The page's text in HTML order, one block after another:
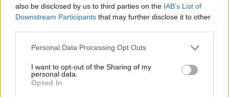
also be disclosed by us to third parties on the IAB’s List of
Downstream Participants that may further disclose it to other
Personal Data Processing Opt Outs
I want to opt-out of the Sharing of my
personal data.
Opted In